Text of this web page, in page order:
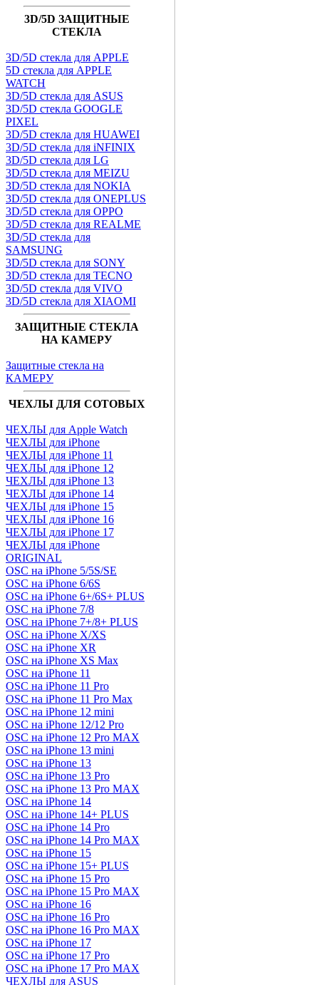
3D/5D ЗАЩИТНЫЕ
СТЕКЛА
3D/5D стекла для APPLE
5D стекла для APPLE
WATCH
3D/5D стекла для ASUS
3D/5D стекла GOOGLE
PIXEL
3D/5D стекла для HUAWEI
3D/5D стекла для iNFINIX
3D/5D стекла для LG
3D/5D стекла для MEIZU
3D/5D стекла для NOKIA
3D/5D стекла для ONEPLUS
3D/5D стекла для OPPO
3D/5D стекла для REALME
3D/5D стекла для
SAMSUNG
3D/5D стекла для SONY
3D/5D стекла для TECNO
3D/5D стекла для VIVO
3D/5D стекла для XIAOMI
ЗАЩИТНЫЕ СТЕКЛА
НА КАМЕРУ
Защитные стекла на
КАМЕРУ
ЧЕХЛЫ ДЛЯ СОТОВЫХ
ЧЕХЛЫ для Apple Watch
ЧЕХЛЫ для iPhone
ЧЕХЛЫ для iPhone 11
ЧЕХЛЫ для iPhone 12
ЧЕХЛЫ для iPhone 13
ЧЕХЛЫ для iPhone 14
ЧЕХЛЫ для iPhone 15
ЧЕХЛЫ для iPhone 16
ЧЕХЛЫ для iPhone 17
ЧЕХЛЫ для iPhone
ORIGINAL
OSC на iPhone 5/5S/SE
OSC на iPhone 6/6S
OSC на iPhone 6+/6S+ PLUS
OSC на iPhone 7/8
OSC на iPhone 7+/8+ PLUS
OSC на iPhone X/XS
OSC на iPhone XR
OSC на iPhone XS Max
OSC на iPhone 11
OSC на iPhone 11 Pro
OSC на iPhone 11 Pro Max
OSC на iPhone 12 mini
OSC на iPhone 12/12 Pro
OSC на iPhone 12 Pro MAX
OSC на iPhone 13 mini
OSC на iPhone 13
OSC на iPhone 13 Pro
OSC на iPhone 13 Pro MAX
OSC на iPhone 14
OSC на iPhone 14+ PLUS
OSC на iPhone 14 Pro
OSC на iPhone 14 Pro MAX
OSC на iPhone 15
OSC на iPhone 15+ PLUS
OSC на iPhone 15 Pro
OSC на iPhone 15 Pro MAX
OSC на iPhone 16
OSC на iPhone 16 Pro
OSC на iPhone 16 Pro MAX
OSC на iPhone 17
OSC на iPhone 17 Pro
OSC на iPhone 17 Pro MAX
ЧЕХЛЫ для ASUS